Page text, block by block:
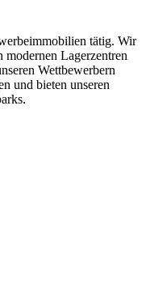
tätig. Wir
Lagerzentren
Wettbewerbern
und bieten unseren